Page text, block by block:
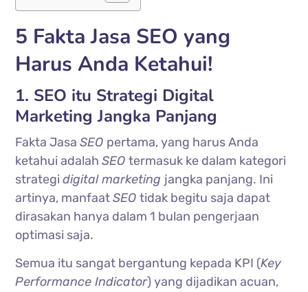
5 Fakta Jasa SEO yang
Harus Anda Ketahui!
1. SEO itu Strategi Digital
Marketing Jangka Panjang
Fakta JasaSEO pertama, yang harus Anda
ketahui adalahSEOtermasuk ke dalam kategori
strategidigital marketing jangka panjang. Ini
artinya, manfaatSEOtidak begitu saja dapat
dirasakan hanya dalam 1 bulan pengerjaan
optimasi saja.
Semua itu sangat bergantung kepada KPI (Key
Performance Indicator) yang dijadikan acuan,